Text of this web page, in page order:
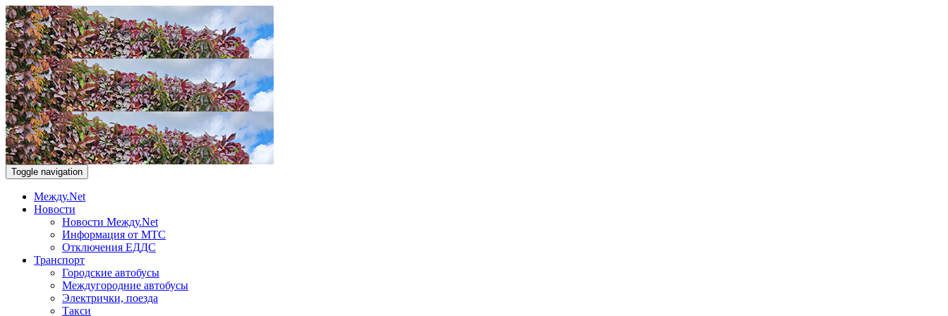
Toggle navigation
Между.Net
Новости
Новости Между.Net
Информация от МТС
Отключения ЕДДС
Транспорт
Городские автобусы
Междугородние автобусы
Электрички, поезда
Такси